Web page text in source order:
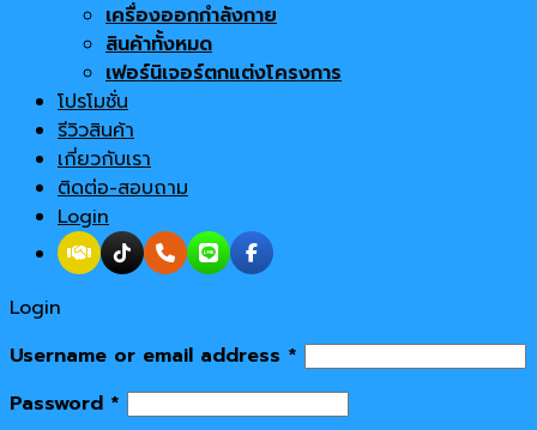
เครื่องออกกำลังกาย
สินค้าทั้งหมด
เฟอร์นิเจอร์ตกแต่งโครงการ
โปรโมชั่น
รีวิวสินค้า
เกี่ยวกับเรา
ติดต่อ-สอบถาม
Login
Login
Username or email address *
Password *